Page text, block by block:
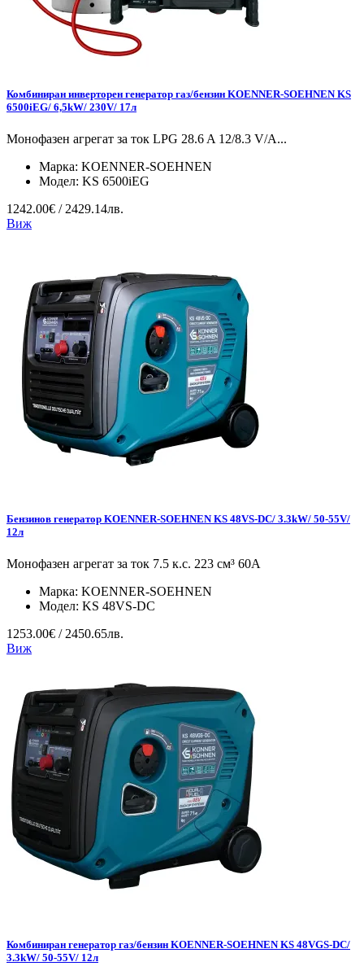
Комбиниран инверторен генератор газ/бензин KOENNER-SOEHNEN KS
6500iEG/ 6,5kW/ 230V/ 17л
Монофазен агрегат за ток LPG 28.6 A 12/8.3 V/А...
Марка: KOENNER-SOEHNEN
Модел: KS 6500iEG
1242.00€ / 2429.14лв.
Виж
Бензинов генератор KOENNER-SOEHNEN KS 48VS-DC/ 3.3kW/ 50-55V/
12л
Монофазен агрегат за ток 7.5 к.с. 223 см³ 60А
Марка: KOENNER-SOEHNEN
Модел: KS 48VS-DC
1253.00€ / 2450.65лв.
Виж
Комбиниран генератор газ/бензин KOENNER-SOEHNEN KS 48VGS-DC/
3.3kW/ 50-55V/ 12л